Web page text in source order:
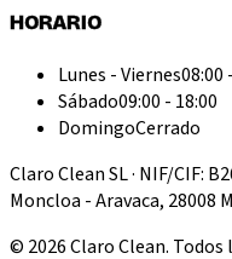
HORARIO
Lunes - Viernes08:00
Sábado09:00 - 18:00
DomingoCerrado
Claro Clean SL · NIF/CIF:
Moncloa - Aravaca, 28008
© 2026Claro Clean. Todos